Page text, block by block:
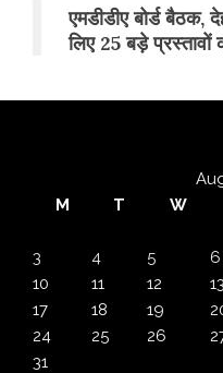
एमडीडीए बोर्ड
लिए 25 बड़े प्रस्तावों
M
T W
3
4 5 6
10
11 12 13
17
18 19
24
25 26
31